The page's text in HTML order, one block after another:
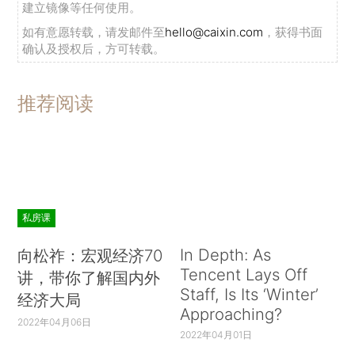
建立镜像等任何使用。
如有意愿转载，请发邮件至hello@caixin.com ，获得书面
确认及授权后，方可转载。
推荐阅读
私房课
向松祚：宏观经济70
讲，带你了解国内外
经济大局
2022年04月06日
In Depth: As
Tencent Lays Off
Staff, Is Its ‘Winter’
Approaching?
2022年04月01日